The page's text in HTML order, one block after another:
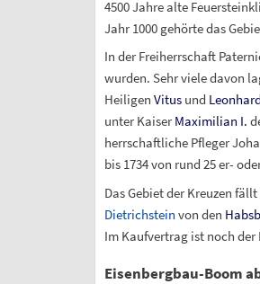
4500 Jahre alte
Jahr 1000 gehörte das
In der Freiherrschaft
wurden. Sehr viele davon
Heiligen Vitusund
unter KaiserMaximilian I.
herrschaftliche Pfleger
bis 1734 von rund 25 er-
Das Gebiet der Kreuzen
Dietrichstein von den
Im Kaufvertrag ist noch der
Eisenbergbau-Boom